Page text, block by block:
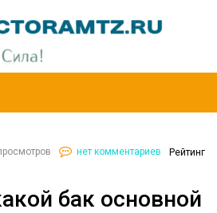
нет комментариев Рейтинг
бак основной